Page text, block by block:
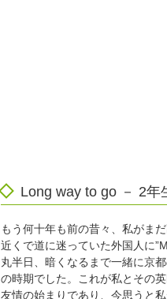
Long way to go － 2年
もう何十年も前の昔々、私がま
近くで道に迷っていた外国人に
丸半日、暗くなるまで一緒に京
の時期でした。これが私とその
友情の始まりであり、今思うと